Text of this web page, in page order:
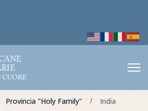
Provincia "Holy Family" India